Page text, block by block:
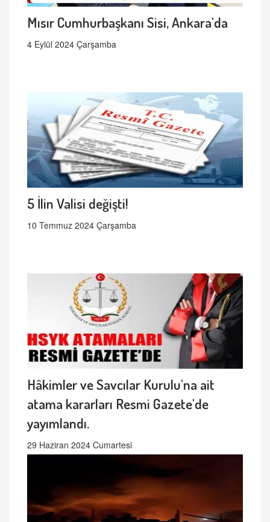
Mısır Cumhurbaşkanı Sisi, Ankara'da
4 Eylül 2024 Çarşamba
5 İlin Valisi değişti!
10 Temmuz 2024 Çarşamba
Hâkimler ve Savcılar Kurulu'na ait
atama kararları Resmi Gazete'de
yayımlandı.
29 Haziran 2024 Cumartesi